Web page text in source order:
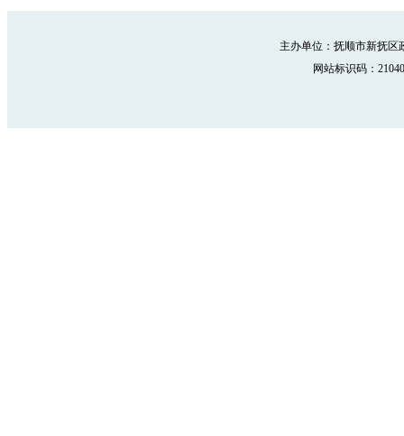
主办单位：抚顺市新抚
网站标识码：